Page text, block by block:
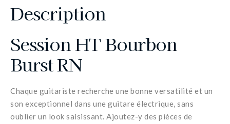
Description
Session HT Bourbon
Burst RN
Chaque guitariste recherche une bonne versatilité et un
son exceptionnel dans une guitare électrique, sans
oublier un look saisissant. Ajoutez-y des pièces de